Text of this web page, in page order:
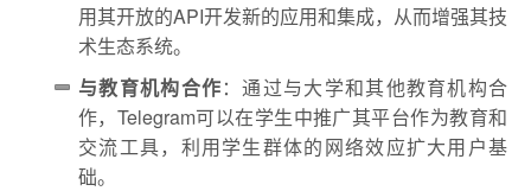
用其开放的API开发新的应用和集成，从而增强其技
术生态系统。
与教育机构合作：通过与大学和其他教育机构合
作，Telegram可以在学生中推广其平台作为教育和
交流工具，利用学生群体的网络效应扩大用户基
础。